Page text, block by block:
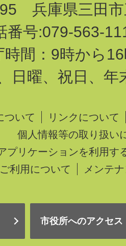
兵庫県三田市
番号:079-563-
時間：9時から
日曜、祝日、年
ついて
リンクについて
個人情報等の取り扱い
プリケーションを利用す
利用について
メンテ
市役所へのアクセス